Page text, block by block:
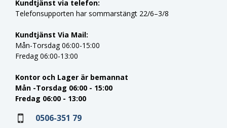
Kundtjänst via telefon:
Telefonsupporten har sommarstängt 22/6–3/8
Kundtjänst Via Mail:
Mån-Torsdag 06:00-15:00
Fredag 06:00-13:00
Kontor och Lager är bemannat
Mån -Torsdag 06:00 - 15:00
Fredag 06:00 - 13:00
0506-351 79